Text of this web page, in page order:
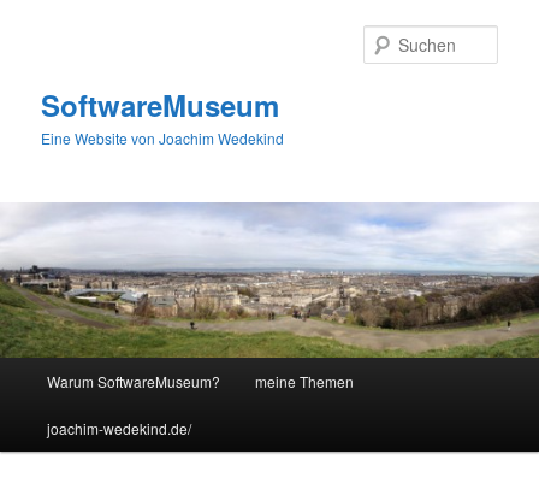
SoftwareMuseum
Eine Website von Joachim Wedekind
Warum SoftwareMuseum? meine Themen
joachim-wedekind.de/